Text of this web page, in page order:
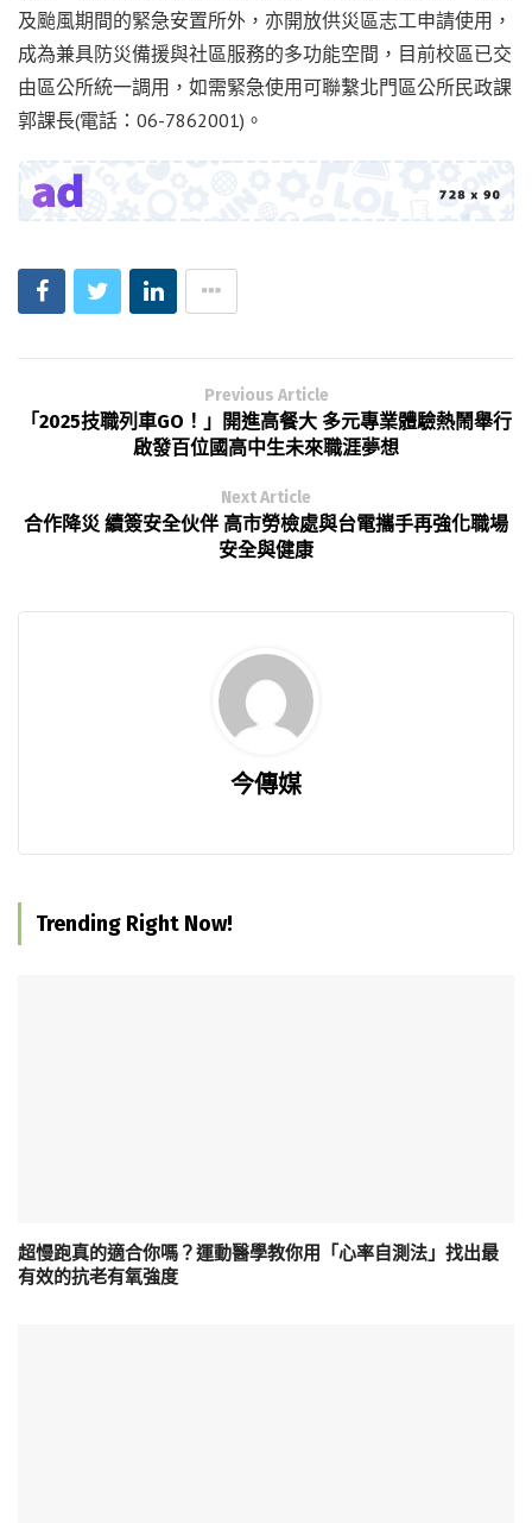
及颱風期間的緊急安置所外，亦開放供災區志工申請使用，
成為兼具防災備援與社區服務的多功能空間，目前校區已交
由區公所統一調用，如需緊急使用可聯繫北門區公所民政課
郭課長(電話：06-7862001)。
Previous Article
「2025技職列車GO！」開進高餐大 多元專業體驗熱鬧舉行
啟發百位國高中生未來職涯夢想
Next Article
合作降災 續簽安全伙伴 高市勞檢處與台電攜手再強化職場
安全與健康
今傳媒
Trending Right Now!
超慢跑真的適合你嗎？運動醫學教你用「心率自測法」找出最
有效的抗老有氧強度